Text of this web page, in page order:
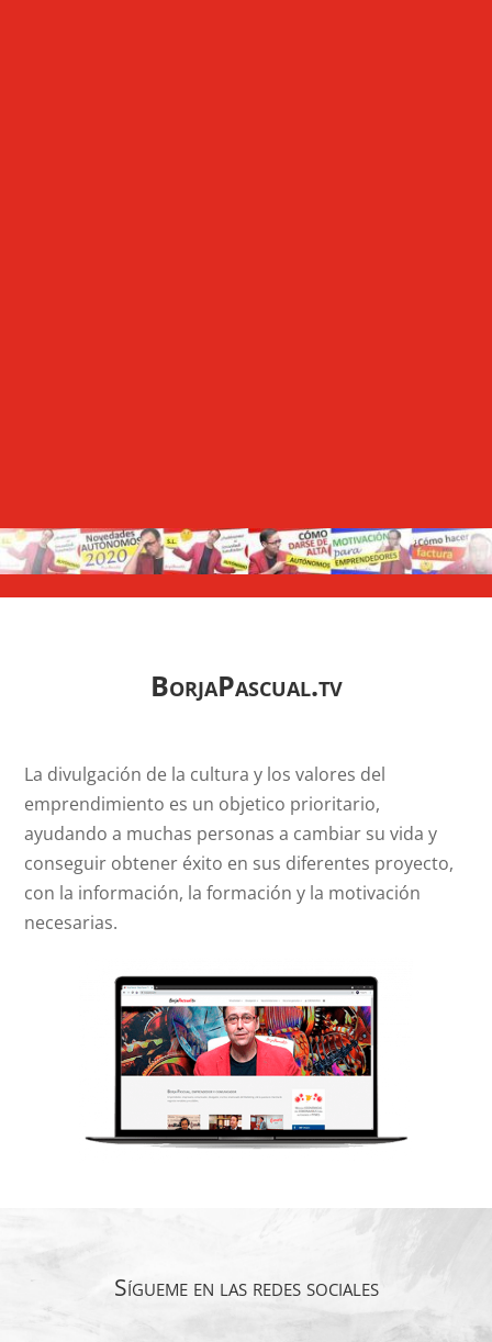
BorjaPascual.tv
La divulgación de la cultura y los valores del
emprendimiento es un objetico prioritario,
ayudando a muchas personas a cambiar su vida y
conseguir obtener éxito en sus diferentes proyecto,
con la información, la formación y la motivación
necesarias.
Sígueme en las redes sociales